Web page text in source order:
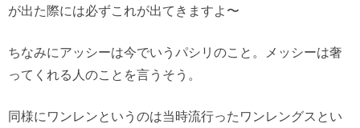
が出た際には必ずこれが出てきますよ〜
ちなみにアッシーは今でいうパシリのこと。メッシーは奢
ってくれる人のことを言うそう。
同様にワンレンというのは当時流行ったワンレングスとい